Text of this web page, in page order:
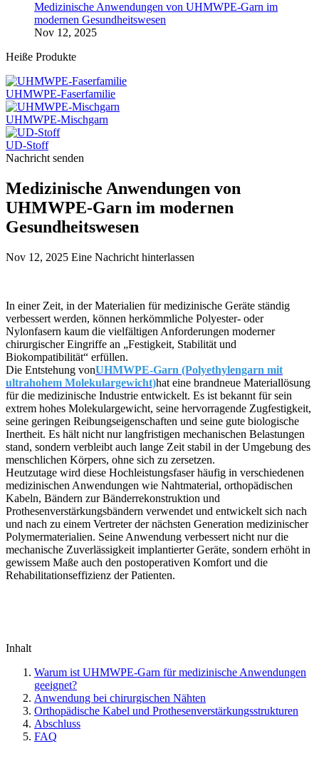
Medizinische Anwendungen von UHMWPE-Garn im
modernen Gesundheitswesen
Nov 12, 2025
Heiße Produkte
UHMWPE-Faserfamilie
UHMWPE-Mischgarn
UD-Stoff
Nachricht senden
Medizinische Anwendungen von
UHMWPE-Garn im modernen
Gesundheitswesen
Nov 12, 2025 Eine Nachricht hinterlassen
In einer Zeit, in der Materialien für medizinische Geräte ständig
verbessert werden, können herkömmliche Polyester- oder
Nylonfasern kaum die vielfältigen Anforderungen moderner
chirurgischer Eingriffe an „Festigkeit, Stabilität und
Biokompatibilität“ erfüllen.
Die Entstehung vonUHMWPE-Garn (Polyethylengarn mit
ultrahohem Molekulargewicht)hat eine brandneue Materiallösung
für die medizinische Industrie entwickelt. Es ist bekannt für sein
extrem hohes Molekulargewicht, seine hervorragende Zugfestigkeit,
seine geringen Reibungseigenschaften und seine gute biologische
Inertheit. Es hält nicht nur langfristigen mechanischen Belastungen
stand, sondern verbleibt auch lange Zeit stabil in der Umgebung des
menschlichen Körpers, ohne sich zu zersetzen.
Heutzutage wird diese Hochleistungsfaser häufig in verschiedenen
medizinischen Anwendungen wie Nahtmaterial, orthopädischen
Kabeln, Bändern zur Bänderrekonstruktion und
Prothesenverstärkungsbändern verwendet und entwickelt sich nach
und nach zu einem Vertreter der nächsten Generation medizinischer
Polymermaterialien. Seine Anwendung verbessert nicht nur die
mechanische Zuverlässigkeit implantierter Geräte, sondern erhöht in
gewissem Maße auch den postoperativen Komfort und die
Rehabilitationseffizienz der Patienten.
Inhalt
Warum ist UHMWPE-Garn für medizinische Anwendungen
geeignet?
Anwendung bei chirurgischen Nähten
Orthopädische Kabel und Prothesenverstärkungsstrukturen
Abschluss
FAQ